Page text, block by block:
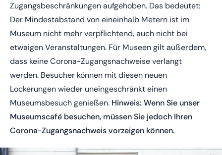
Zugangsbeschränkungen aufgehoben. Das bedeutet:
Der Mindestabstand von eineinhalb Metern ist im
Museum nicht mehr verpflichtend, auch nicht bei
etwaigen Veranstaltungen. Für Museen gilt außerdem,
dass keine Corona-Zugangsnachweise verlangt
werden. Besucher können mit diesen neuen
Lockerungen wieder uneingeschränkt einen
Museumsbesuch genießen. Hinweis: Wenn Sie unser
Museumscafé besuchen, müssen Sie jedoch Ihren
Corona-Zugangsnachweis vorzeigen können.